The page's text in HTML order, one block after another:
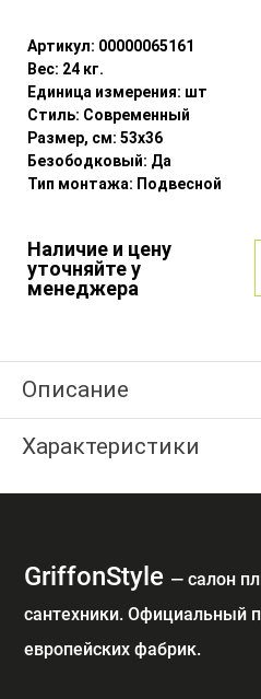
Артикул: 00000065161
Вес: 24 кг.
Единица измерения: шт
Стиль: Современный
Размер, см: 53x36
Безободковый: Да
Тип монтажа: Подвесной
Наличие и цену
уточняйте у
менеджера
Описание
Характеристики
GriffonStyle — cалон
сантехники. Официальный
европейских фабрик.